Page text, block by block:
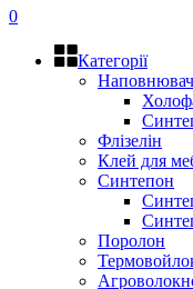
0
Категорії
Флізелін
Клей для
Синтепон
Поролон